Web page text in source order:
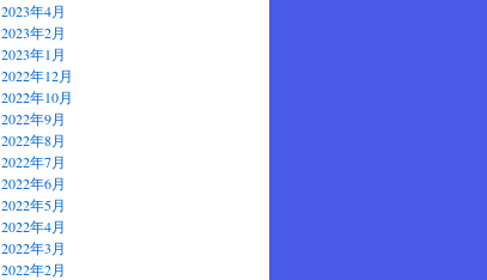
2023年4月
2023年2月
2023年1月
2022年12月
2022年10月
2022年9月
2022年8月
2022年7月
2022年6月
2022年5月
2022年4月
2022年3月
2022年2月